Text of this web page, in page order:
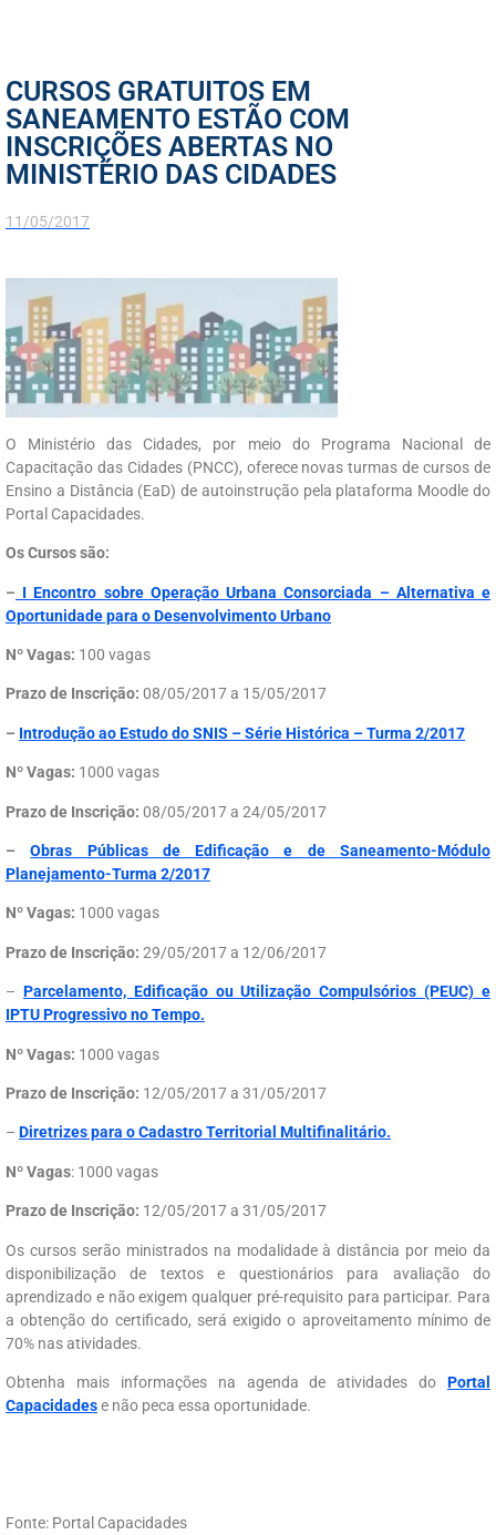
CURSOS GRATUITOS EM
SANEAMENTO ESTÃO COM
INSCRIÇÕES ABERTAS NO
MINISTÉRIO DAS CIDADES
11/05/2017
O Ministério das Cidades, por meio do Programa Nacional de
Capacitação das Cidades (PNCC), oferece novas turmas de cursos de
Ensino a Distância (EaD) de autoinstrução pela plataforma Moodle do
Portal Capacidades.
Os Cursos são:
– I Encontro sobre Operação Urbana Consorciada – Alternativa e
Oportunidade para o Desenvolvimento Urbano
Nº Vagas: 100 vagas
Prazo de Inscrição: 08/05/2017 a 15/05/2017
– Introdução ao Estudo do SNIS – Série Histórica – Turma 2/2017
Nº Vagas: 1000 vagas
Prazo de Inscrição: 08/05/2017 a 24/05/2017
–
Obras Públicas de Edificação e de Saneamento-Módulo
Planejamento-Turma 2/2017
Nº Vagas: 1000 vagas
Prazo de Inscrição: 29/05/2017 a 12/06/2017
– Parcelamento, Edificação ou Utilização Compulsórios (PEUC) e
IPTU Progressivo no Tempo.
Nº Vagas: 1000 vagas
Prazo de Inscrição: 12/05/2017 a 31/05/2017
– Diretrizes para o Cadastro Territorial Multifinalitário.
Nº Vagas: 1000 vagas
Prazo de Inscrição: 12/05/2017 a 31/05/2017
Os cursos serão ministrados na modalidade à distância por meio da
disponibilização de textos e questionários para avaliação do
aprendizado e não exigem qualquer pré-requisito para participar. Para
a obtenção do certificado, será exigido o aproveitamento mínimo de
70% nas atividades.
Obtenha mais informações na agenda de atividades do Portal
Capacidadese não peca essa oportunidade.
Fonte: Portal Capacidades